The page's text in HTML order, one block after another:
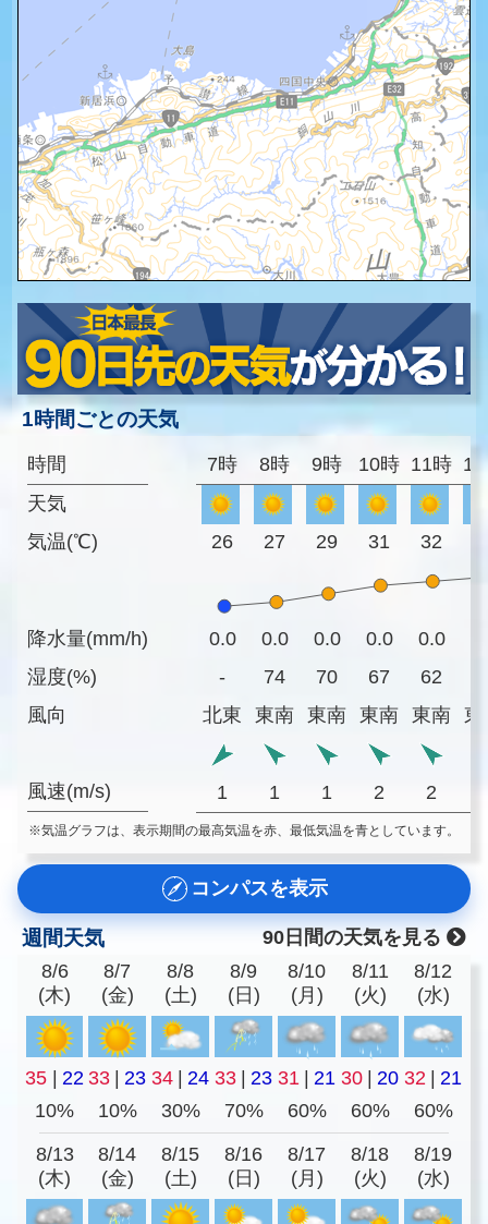
1時間ごとの天気
時間
天気
気温(℃)
降水量(mm/h)
湿度(%)
風向
風速(m/s)
7時 8時 9時 10時 11時
26 27 29 31 32
0.0 0.0 0.0 0.0 0.0
-
74 70 67 62
北東
東南 東南 東南 東南 東
1 1 1 2 2
※気温グラフは、表示期間の最高気温を赤、最低気温を青としています。
コンパスを表示
週間天気
90日間の天気を見る
8/6
(木)
8/7
(金)
8/8
(土)
8/9
(日)
8/10
(月)
8/11
(火)
8/12
(水)
35 22 33 23 34 24 33 23 31 21 30 20 32
21
10%
10% 30% 70% 60% 60% 60%
8/13
(木)
8/14
(金)
8/15
(土)
8/16
(日)
8/17
(月)
8/18
(火)
8/19
(水)